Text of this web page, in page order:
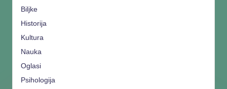
Biljke
Historija
Kultura
Nauka
Oglasi
Psihologija